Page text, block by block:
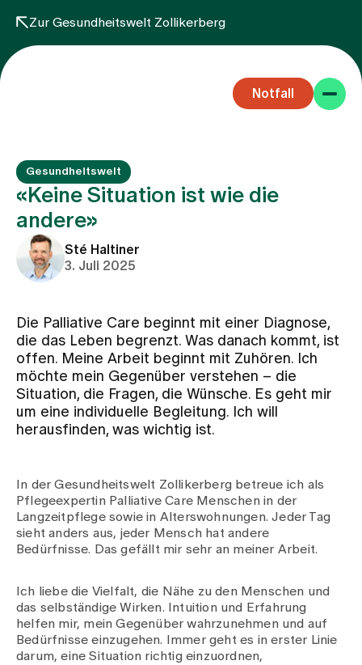
Zur Gesundheitswelt Zollikerberg
Notfall
Fachbereiche
Team
Zuweisende
Über uns
Jobs & Karriere
Gesundheitswelt
«Keine Situation ist wie die
andere»
Sté Haltiner
3. Juli 2025
Die Palliative Care beginnt mit einer Diagnose,
die das Leben begrenzt. Was danach kommt, ist
offen. Meine Arbeit beginnt mit Zuhören. Ich
möchte mein Gegenüber verstehen – die
Situation, die Fragen, die Wünsche. Es geht mir
um eine individuelle Begleitung. Ich will
herausfinden, was wichtig ist.
In der Gesundheitswelt Zollikerberg betreue ich als
Pflegeexpertin Palliative Care Menschen in der
Langzeitpflege sowie in Alterswohnungen. Jeder Tag
sieht anders aus, jeder Mensch hat andere
Bedürfnisse. Das gefällt mir sehr an meiner Arbeit.
Ich liebe die Vielfalt, die Nähe zu den Menschen und
das selbständige Wirken. Intuition und Erfahrung
helfen mir, mein Gegenüber wahrzunehmen und auf
Bedürfnisse einzugehen. Immer geht es in erster Linie
darum, eine Situation richtig einzuordnen,